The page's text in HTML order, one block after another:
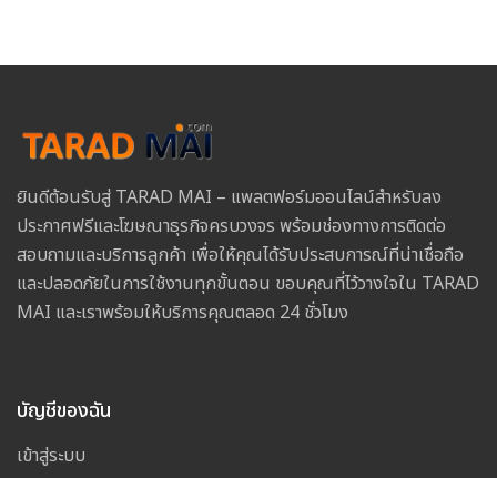
ยินดีต้อนรับสู่ TARAD MAI – แพลตฟอร์มออนไลน์สำหรับลง
ประกาศฟรีและโฆษณาธุรกิจครบวงจร พร้อมช่องทางการติดต่อ
สอบถามและบริการลูกค้า เพื่อให้คุณได้รับประสบการณ์ที่น่าเชื่อถือ
และปลอดภัยในการใช้งานทุกขั้นตอน ขอบคุณที่ไว้วางใจใน TARAD
MAI และเราพร้อมให้บริการคุณตลอด 24 ชั่วโมง
บัญชีของฉัน
เข้าสู่ระบบ